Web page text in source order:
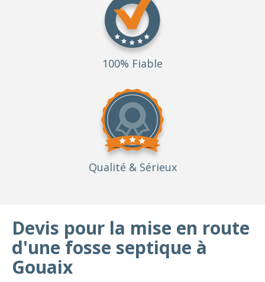
100% Fiable
Qualité & Sérieux
Devis pour la mise en route
d'une fosse septique à
Gouaix